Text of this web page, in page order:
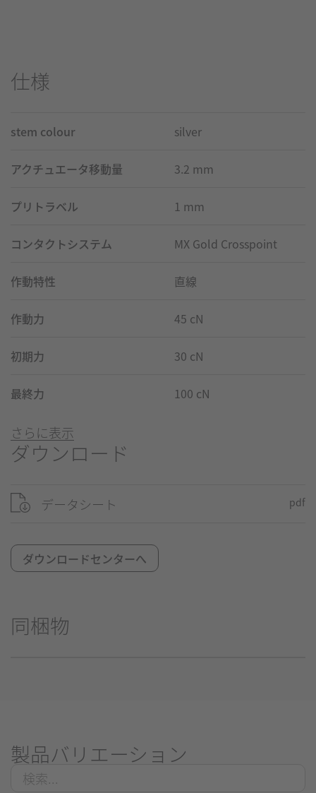
仕様
stem colour silver
アクチュエータ移動量 3.2 mm
プリトラベル 1 mm
コンタクトシステム MX Gold Crosspoint
作動特性 直線
作動力 45 cN
初期力 30 cN
最終力 100 cN
さらに表示
ダウンロード
データシート pdf
ダウンロードセンターへ
同梱物
製品バリエーション